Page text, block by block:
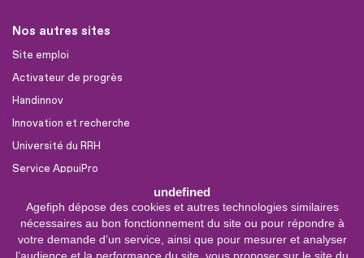
undefined
Agefiph dépose des cookies et autres technologies similaires
nécessaires au bon fonctionnement du site ou pour répondre à
votre demande d’un service, ainsi que pour mesurer et analyser
Nos autres sites
Site emploi
Activateur de progrès
Handinnov
Innovation et recherche
Université du RRH
Service AppuiPro
Nous suivre
Youtube